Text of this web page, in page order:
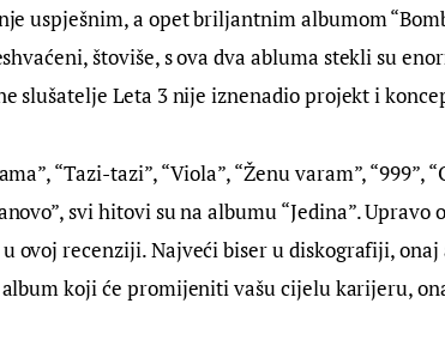
uspješnim, a opet briljantnim albumom
štoviše, s ova dva abluma stekli su
slušatelje Leta 3 nije iznenadio projekt i
“Tazi-tazi”, “Viola”, “Ženu varam”, “999”,
svi hitovi su na albumu “Jedina”.
ovoj recenziji. Najveći biser u diskografiji,
koji će promijeniti vašu cijelu karijeru,